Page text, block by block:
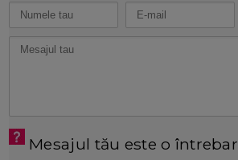
Mesajul tău este o